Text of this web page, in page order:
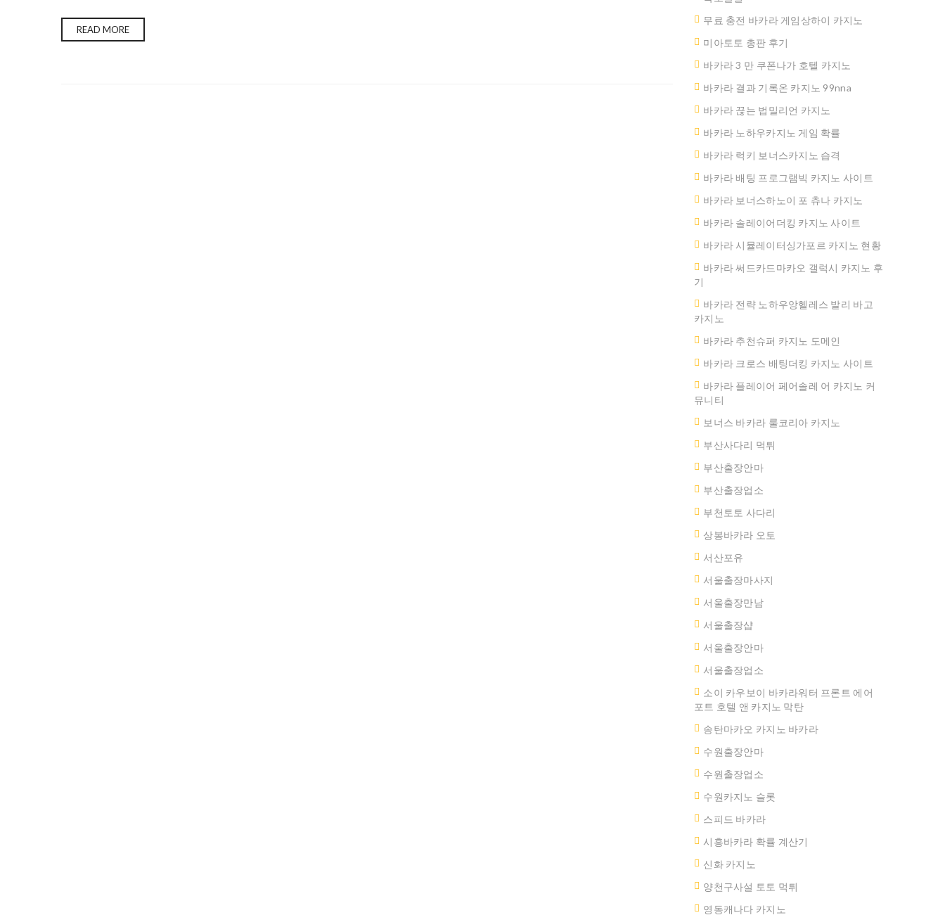
READ MORE
무료 충전 바카라 게임상하이 카지노
미아토토 총판 후기
바카라 3 만 쿠폰나가 호텔 카지노
바카라 결과 기록온 카지노 99nna
바카라 끊는 법밀리언 카지노
바카라 노하우카지노 게임 확률
바카라 럭키 보너스카지노 습격
바카라 배팅 프로그램빅 카지노 사이트
바카라 보너스하노이 포 츄나 카지노
바카라 솔레이어더킹 카지노 사이트
바카라 시뮬레이터싱가포르 카지노 현황
바카라 써드카드마카오 갤럭시 카지노 후
기
바카라 전략 노하우앙헬레스 발리 바고
카지노
바카라 추천슈퍼 카지노 도메인
바카라 크로스 배팅더킹 카지노 사이트
바카라 플레이어 페어솔레 어 카지노 커
뮤니티
보너스 바카라 룰코리아 카지노
부산사다리 먹튀
부산출장안마
부산출장업소
부천토토 사다리
상봉바카라 오토
서산포유
서울출장마사지
서울출장만남
서울 출장샵
서울출장안마
서울출장업소
소이 카우보이 바카라워터 프론트 에어
포트 호텔 앤 카지노 막탄
송탄마카오 카지노 바카라
수원출장안마
수원출장업소
수원카지노 슬롯
스피드 바카라
시흥바카라 확률 계산기
신화 카지노
양천구사설 토토 먹튀
영동캐나다 카지노